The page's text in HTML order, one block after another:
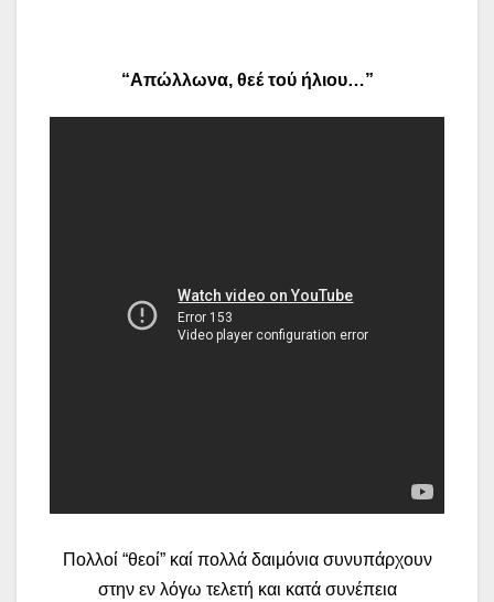
“Απώλλωνα, θεέ τού ήλιου…”
Πολλοί “θεοί” καί πολλά δαιμόνια συνυπάρχουν
στην εν λόγω τελετή και κατά συνέπεια